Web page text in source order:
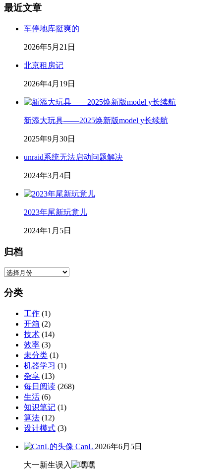
最近文章
车停地库挺爽的
2026年5月21日
北京租房记
2026年4月19日
新添大玩具——2025焕新版model y长续航
2025年9月30日
unraid系统无法启动问题解决
2024年3月4日
2023年尾新玩意儿
2024年1月5日
归档
归
分类
工作 (1)
开箱 (2)
技术 (14)
效率 (3)
未分类 (1)
机器学习 (1)
杂享 (13)
每日阅读 (268)
生活 (6)
知识笔记 (1)
算法 (12)
设计模式 (3)
CanL 2026年6月5日
大一新生误入